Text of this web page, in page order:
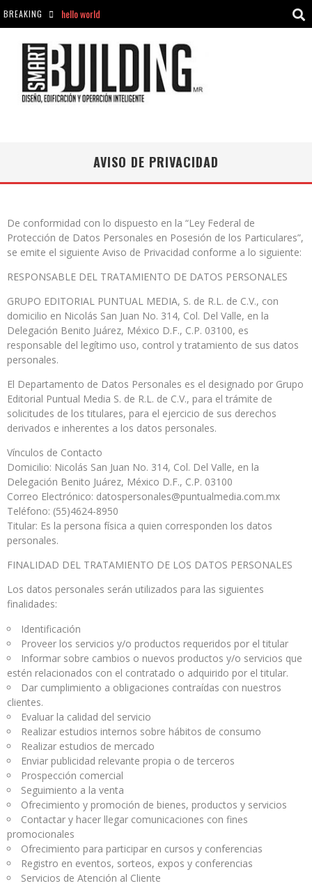
BREAKING hello world
hello world
Cómo asegurarse de comprar medicamentos seguros en Farmacia Rincón de Seca
AVISO DE PRIVACIDAD
De conformidad con lo dispuesto en la “Ley Federal de
Protección de Datos Personales en Posesión de los Particulares”,
se emite el siguiente Aviso de Privacidad conforme a lo siguiente:
RESPONSABLE DEL TRATAMIENTO DE DATOS PERSONALES
GRUPO EDITORIAL PUNTUAL MEDIA, S. de R.L. de C.V., con
domicilio en Nicolás San Juan No. 314, Col. Del Valle, en la
Delegación Benito Juárez, México D.F., C.P. 03100, es
responsable del legítimo uso, control y tratamiento de sus datos
personales.
El Departamento de Datos Personales es el designado por Grupo
Editorial Puntual Media S. de R.L. de C.V., para el trámite de
solicitudes de los titulares, para el ejercicio de sus derechos
derivados e inherentes a los datos personales.
Vínculos de Contacto
Domicilio: Nicolás San Juan No. 314, Col. Del Valle, en la
Delegación Benito Juárez, México D.F., C.P. 03100
Correo Electrónico: datospersonales@puntualmedia.com.mx
Teléfono: (55)4624-8950
Titular: Es la persona física a quien corresponden los datos
personales.
FINALIDAD DEL TRATAMIENTO DE LOS DATOS PERSONALES
Los datos personales serán utilizados para las siguientes
finalidades:
Identificación
Proveer los servicios y/o productos requeridos por el titular
Informar sobre cambios o nuevos productos y/o servicios que
estén relacionados con el contratado o adquirido por el titular.
Dar cumplimiento a obligaciones contraídas con nuestros
clientes.
Evaluar la calidad del servicio
Realizar estudios internos sobre hábitos de consumo
Realizar estudios de mercado
Enviar publicidad relevante propia o de terceros
Prospección comercial
Seguimiento a la venta
Ofrecimiento y promoción de bienes, productos y servicios
Contactar y hacer llegar comunicaciones con fines
promocionales
Ofrecimiento para participar en cursos y conferencias
Registro en eventos, sorteos, expos y conferencias
Servicios de Atención al Cliente